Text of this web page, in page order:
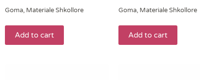
Goma, Materiale Shkollore
Add to cart
Goma, Materiale Shkollore
Add to cart